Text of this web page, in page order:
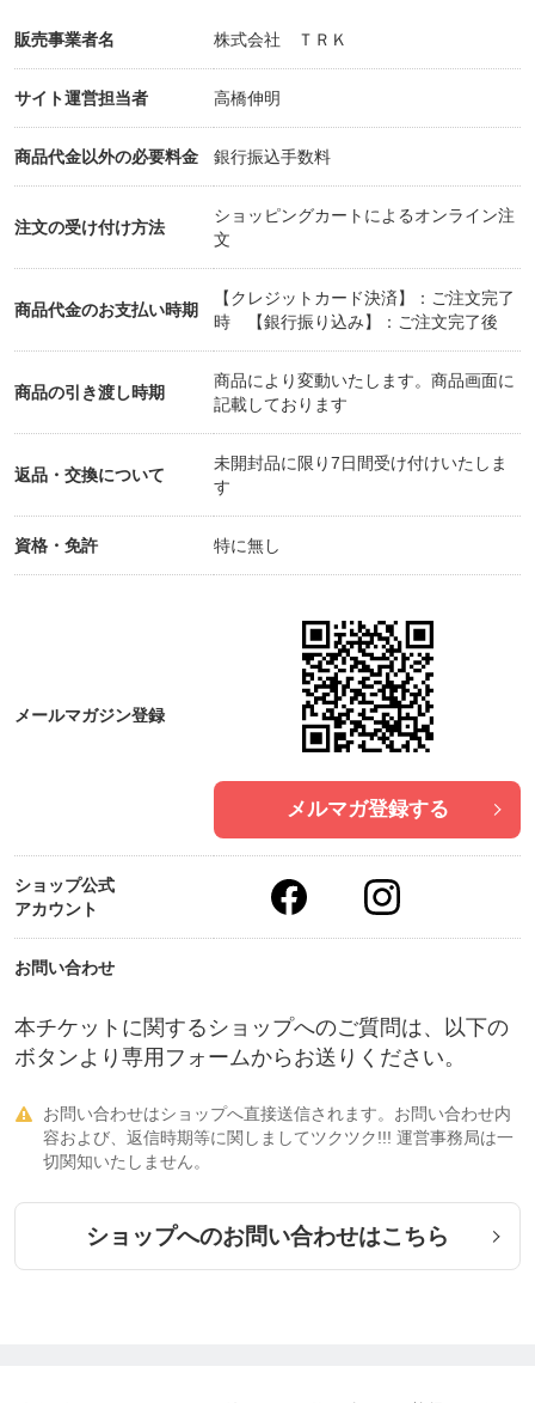
販売事業者名 株式会社 ＴＲＫ
サイト運営担当者 高橋伸明
商品代金以外の必要料金 銀行振込手数料
注文の受け付け方法
ショッピングカートによるオンライン注
文
商品代金のお支払い時期
【クレジットカード決済】：ご注文完了
時 【銀行振り込み】：ご注文完了後
商品の引き渡し時期
商品により変動いたします。商品画面に
記載しております
返品・交換について
未開封品に限り7日間受け付けいたしま
す
資格・免許 特に無し
メールマガジン登録
メルマガ登録する
ショップ公式
アカウント
お問い合わせ
本チケットに関するショップへのご質問は、以下の
ボタンより専用フォームからお送りください。

お問い合わせはショップへ直接送信されます。お問い合わせ内
容および、返信時期等に関しましてツクツク!!! 運営事務局は一
切関知いたしません。
ショップへのお問い合わせはこちら